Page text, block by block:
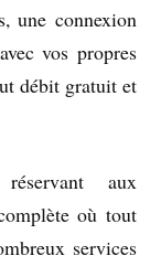
une connexion
vos propres
débit gratuit et
aux
où tout
services